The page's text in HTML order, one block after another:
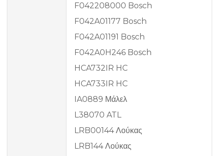
F042208000 Bosch
F042A01177 Bosch
F042A01191 Bosch
F042A0H246 Bosch
HCA732IR HC
HCA733IR HC
IA0889 Μάλελ
L38070 ATL
LRB00144 Λούκας
LRB144 Λούκας